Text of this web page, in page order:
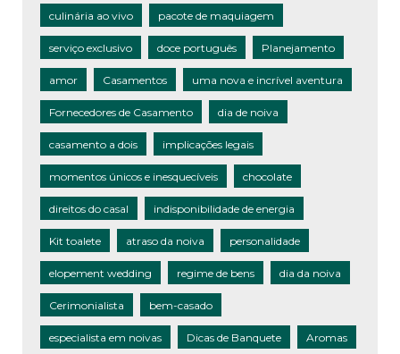
culinária ao vivo pacote de maquiagem
serviço exclusivo doce português Planejamento
amor Casamentos uma nova e incrível aventura
Fornecedores de Casamento dia de noiva
casamento a dois implicações legais
momentos únicos e inesquecíveis chocolate
direitos do casal indisponibilidade de energia
Kit toalete atraso da noiva personalidade
elopement wedding regime de bens dia da noiva
Cerimonialista bem-casado
especialista em noivas Dicas de Banquete Aromas